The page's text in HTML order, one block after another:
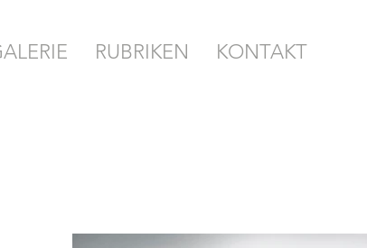
RUBRIKEN KONTAKT